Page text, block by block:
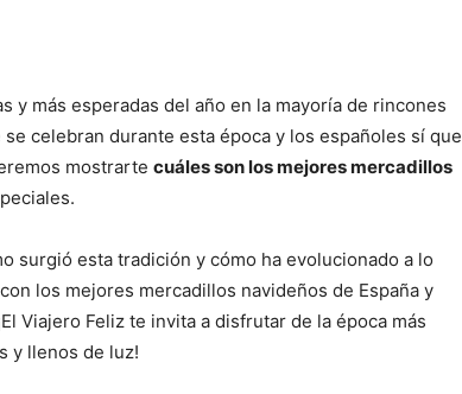
y más esperadas del año en la mayoría de rincones
celebran durante esta época y los españoles sí que
mostrarte cuáles son los mejores mercadillos
surgió esta tradición y cómo ha evolucionado a lo
los mejores mercadillos navideños de España y
Viajero Feliz te invita a disfrutar de la época más
y llenos de luz!